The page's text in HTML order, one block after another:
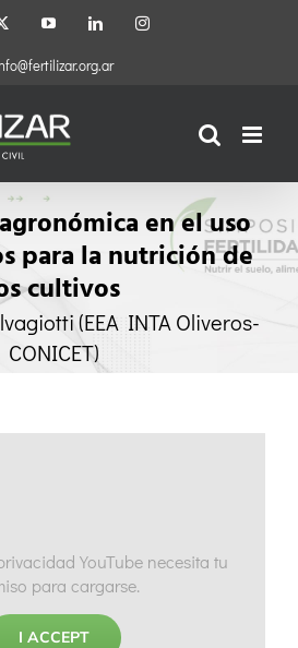
X YouTubeLinkedInInstagram
en el uso
para la nutrición de
cultivos​
(EEA INTA Oliveros-
CONICET)
YouTube necesita tu
para cargarse.
I ACCEPT